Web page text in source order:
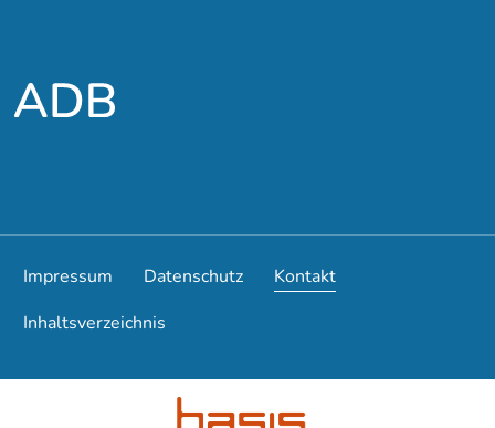
Impressum Datenschutz
Kontakt
Inhaltsverzeichnis